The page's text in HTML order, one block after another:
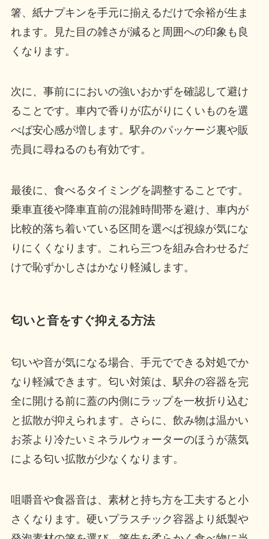
箸、紙ナプキンを手元に揃えるだけで余裕が生ま
れます。見た目の雑さが減ると周囲への印象も良
くなります。
次に、事前ににおいの強いおかずを確認して避け
ることです。車内で香りが広がりにくいものを選
べば安心感が増します。駅弁のパッケージ裏や販
売員に尋ねるのも有効です。
最後に、食べるタイミングを調整することです。
乗車直後や降車直前の混雑時間帯を避け、車内が
比較的落ち着いている区間を選べば視線が気にな
りにくくなります。これら三つを組み合わせるだ
けで恥ずかしさはかなり軽減します。
匂いと音をすぐ抑える方法
匂いや音が気になる場合、手元でできる対処でか
なり軽減できます。匂い対策は、駅弁の容器を完
全に開ける前に蓋の内側にラップを一枚折り込む
と拡散が抑えられます。さらに、飲み物は温かい
お茶より冷たいミネラルウォーターのほうが蒸気
による匂い拡散が少なくなります。
咀嚼音や食器音は、素材と持ち方を工夫すると小
さくなります。硬いプラスチック容器より紙製や